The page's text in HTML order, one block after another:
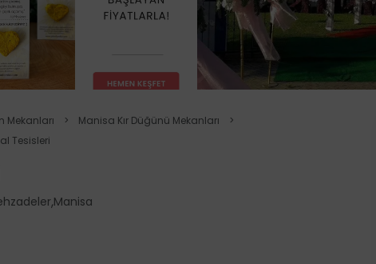
Mekanları > Manisa Kır Düğünü Mekanları
>
Tesisleri
,Manisa